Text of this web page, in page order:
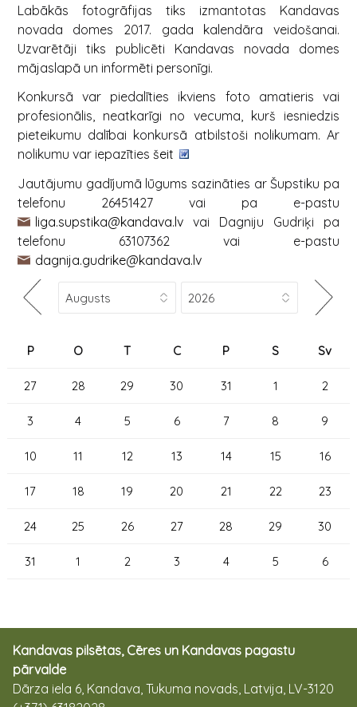
Labākās fotogrāfijas tiks izmantotas Kandavas
novada domes 2017. gada kalendāra veidošanai.
Uzvarētāji tiks publicēti Kandavas novada domes
mājaslapā un informēti personīgi.
Konkursā var piedalīties ikviens foto amatieris vai
profesionālis, neatkarīgi no vecuma, kurš iesniedzis
pieteikumu dalībai konkursā atbilstoši nolikumam. Ar
nolikumu var iepazīties šeit
Jautājumu gadījumā lūgums sazināties ar Šupstiku pa
telefonu 26451427 vai pa e-pastu
liga.supstika@kandava.lvvai Dagniju Gudriķi pa
telefonu 63107362 vai e-pastu
dagnija.gudrike@kandava.lv
P O T C P S Sv
27 28 29 30 31 1 2
3 4 5 6 7 8 9
10 11 12 13 14 15 16
17 18 19 20 21 22 23
24 25 26 27 28 29 30
31 1 2 3 4 5 6
Kandavas pilsētas, Cēres un Kandavas pagastu
pārvalde
Dārza iela 6, Kandava, Tukuma novads, Latvija, LV-3120